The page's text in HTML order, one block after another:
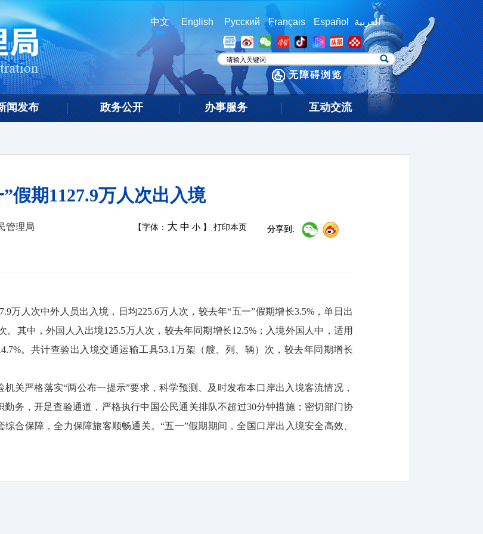
中文 English Русский Français Español العربية
无障碍浏览
闻发布 政务公开 办事服务 互动交流
假期1127.9万人次出入境
管理局 【字体： 大 中 小 】 打印本页 分享到:
万人次中外人员出入境，日均225.6万人次，较去年“五一”假期增长3.5%，单日出
。其中，外国人入出境125.5万人次，较去年同期增长12.5%；入境外国人中，适用
。共计查验出入境交通运输工具53.1万架（艘、列、辆）次，较去年同期增长
机关严格落实“两公布一提示”要求，科学预测、及时发布本口岸出入境客流情况，
务，开足查验通道，严格执行中国公民通关排队不超过30分钟措施；密切部门协
合保障，全力保障旅客顺畅通关。“五一”假期期间，全国口岸出入境安全高效、